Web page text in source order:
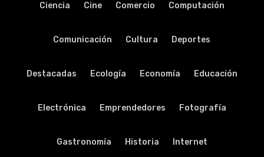
Ciencia Cine Comercio Computación
Comunicación Cultura Deportes
Destacadas Ecología Economía Educación
Electrónica Emprendedores Fotografía
Gastronomía Historia Internet